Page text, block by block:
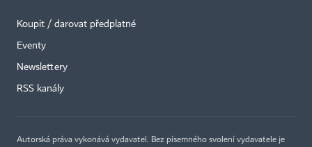
Koupit / darovat předplatné
Eventy
Newslettery
RSS kanály
Autorská práva vykonává vydavatel. Bez písemného svolení vydavatele je